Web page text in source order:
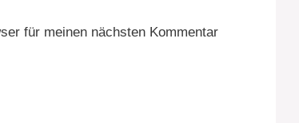
für meinen nächsten Kommentar